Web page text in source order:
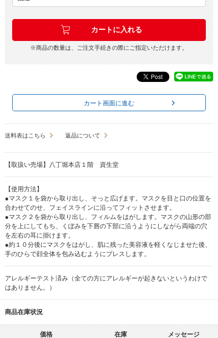
※商品の数量は、ご注文手続きの際にご指定いただけます。
カート画面に進む
送料表はこちら 返品について
【取扱い売場】八丁堀本店１階 資生堂
【使用方法】
●マスク１を袋から取り出し、そっと広げます。マスクを目と口の位置を
合わせてのせ、フェイスラインに沿ってフィットさせます。
●マスク２を袋から取り出し、フィルムをはがします。マスクの山形の部
分を上にしてもち、くぼみを下唇の下部に沿うようにしながら両端の穴
を左右の耳に掛けます。
●約１０分後にマスクをはがし、肌に残った美容液を軽くなじませた後、
手のひらで顔全体を包み込むようにプレスします。
アレルギーテスト済み（全ての方にアレルギーが起きないというわけで
はありません。）
商品在庫状況
価格 在庫 メッセージ